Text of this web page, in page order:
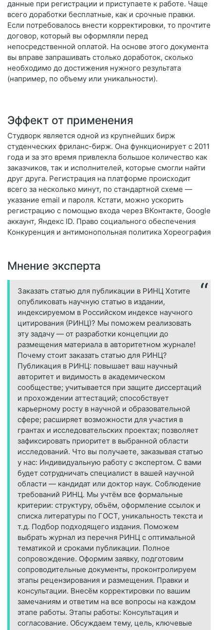
данные при регистрации и приступаете к работе. Чаще
всего доработки бесплатные, как и срочные правки.
Если потребовалось внести корректировки, то прочтите
договор, который вы оформляли перед
непосредственной оплатой. На основе этого документа
вы вправе запрашивать столько доработок, сколько
необходимо до достижения нужного результата
(например, по объему или уникальности).
Эффект от применения
Студворк является одной из крупнейших бирж
студенческих фриланс-бирж. Она функционирует с 2011
года и за это время привлекла большое количество как
заказчиков, так и исполнителей, которые смогли найти
друг друга. Регистрация на платформе происходит
всего за несколько минут, по стандартной схеме —
указание email и пароля. Кстати, можно ускорить
регистрацию с помощью входа через ВКонтакте, Google
аккаунт, Яндекс ID. Право социального обеспечения
Конкуренция и антимонопольная политика Хореография
Мнение эксперта
Заказать статью для публикации в РИНЦ Хотите
опубликовать научную статью в издании,
индексируемом в Российском индексе научного
цитирования (РИНЦ)? Мы поможем реализовать
эту задачу — от разработки концепции до
размещения материала в авторитетном журнале!
Почему стоит заказать статью для РИНЦ?
Публикация в РИНЦ: повышает ваш научный
авторитет и видимость в академическом
сообществе; учитывается при защите диссертаций
и прохождении аттестаций; способствует
карьерному росту в научной и образовательной
сфере; расширяет возможности для участия в
грантах и исследовательских проектах; позволяет
зафиксировать приоритет в выбранной области
исследований. Что вы получаете, заказывая статью
у нас: Индивидуальную работу с экспертом. С вами
будет сотрудничать специалист в вашей научной
области — кандидат или доктор наук. Соблюдение
требований РИНЦ. Мы учтём все формальные
критерии: структуру, объём, оформление ссылок и
списка литературы по ГОСТ, уникальность текста и
т. д. Подбор подходящего издания. Поможем
выбрать журнал из перечня РИНЦ с оптимальной
тематикой и сроками публикации. Полное
сопровождение. Оформим заявку, подготовим
сопроводительные документы, проконтролируем
этапы рецензирования и размещения. Правки и
консультации. Внесём корректировки по вашим
замечаниям и ответим на все вопросы на каждом
этапе работы. Этапы работы: Консультация и
согласование. Обсуждаем тему, цель, ключевые